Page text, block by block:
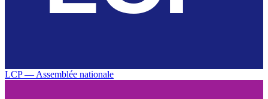
LCP — Assemblée nationale